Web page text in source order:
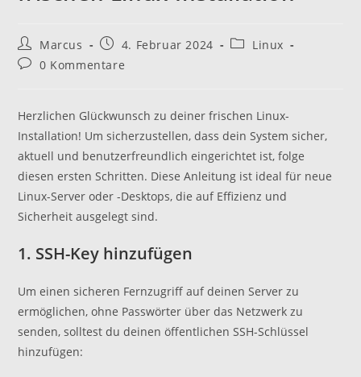
Beitrags-
Autor:
Marcus
Beitrag
veröffentlicht:
4. Februar 2024
Beitrags-
Linux
Beitrags-
0 Kommentare
Herzlichen Glückwunsch zu deiner frischen Linux-
Installation! Um sicherzustellen, dass dein System sicher,
aktuell und benutzerfreundlich eingerichtet ist, folge
diesen ersten Schritten. Diese Anleitung ist ideal für neue
Linux-Server oder -Desktops, die auf Effizienz und
Sicherheit ausgelegt sind.
1. SSH-Key hinzufügen
Um einen sicheren Fernzugriff auf deinen Server zu
ermöglichen, ohne Passwörter über das Netzwerk zu
senden, solltest du deinen öffentlichen SSH-Schlüssel
hinzufügen: